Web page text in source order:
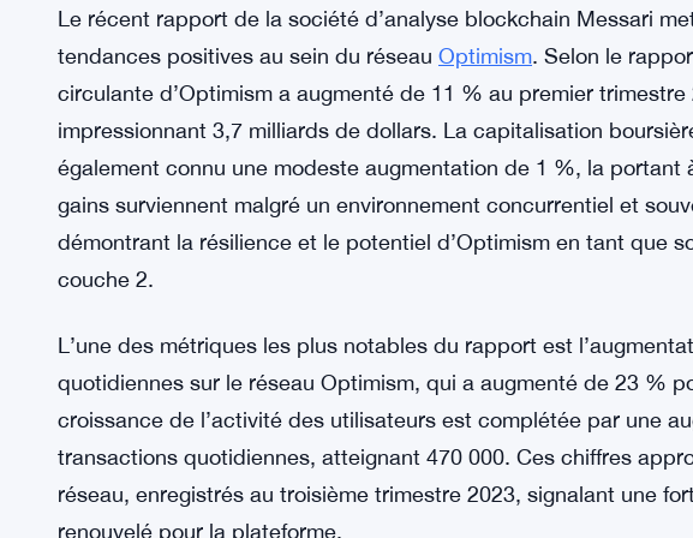
Le récent rapport de la société d’analyse blockchain Messari
tendances positives au sein du réseau Optimism. Selon le
circulante d’Optimism a augmenté de 11 % au premier
impressionnant 3,7 milliards de dollars. La capitalisation
également connu une modeste augmentation de 1 %, la portant
gains surviennent malgré un environnement concurrentiel et
démontrant la résilience et le potentiel d’Optimism en tant que
couche 2.
L’une des métriques les plus notables du rapport est
quotidiennes sur le réseau Optimism, qui a augmenté de 23 %
croissance de l’activité des utilisateurs est complétée par une
transactions quotidiennes, atteignant 470 000. Ces chiffres
réseau, enregistrés au troisième trimestre 2023, signalant une
renouvelé pour la plateforme.